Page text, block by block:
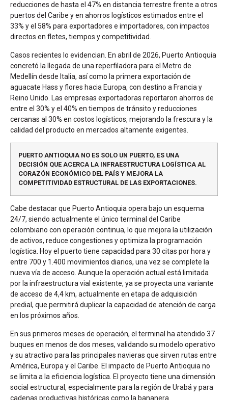
reducciones de hasta el 47% en distancia terrestre frente a otros
puertos del Caribe y en ahorros logísticos estimados entre el
33% y el 58% para exportadores e importadores, con impactos
directos en fletes, tiempos y competitividad.
Casos recientes lo evidencian. En abril de 2026, Puerto Antioquia
concretó la llegada de una reperfiladora para el Metro de
Medellín desde Italia, así como la primera exportación de
aguacate Hass y flores hacia Europa, con destino a Francia y
Reino Unido. Las empresas exportadoras reportaron ahorros de
entre el 30% y el 40% en tiempos de tránsito y reducciones
cercanas al 30% en costos logísticos, mejorando la frescura y la
calidad del producto en mercados altamente exigentes.
PUERTO ANTIOQUIA NO ES SOLO UN PUERTO, ES UNA
DECISIÓN QUE ACERCA LA INFRAESTRUCTURA LOGÍSTICA AL
CORAZÓN ECONÓMICO DEL PAÍS Y MEJORA LA
COMPETITIVIDAD ESTRUCTURAL DE LAS EXPORTACIONES.
Cabe destacar que Puerto Antioquia opera bajo un esquema
24/7, siendo actualmente el único terminal del Caribe
colombiano con operación continua, lo que mejora la utilización
de activos, reduce congestiones y optimiza la programación
logística. Hoy el puerto tiene capacidad para 30 citas por hora y
entre 700 y 1.400 movimientos diarios, una vez se complete la
nueva vía de acceso. Aunque la operación actual está limitada
por la infraestructura vial existente, ya se proyecta una variante
de acceso de 4,4 km, actualmente en etapa de adquisición
predial, que permitirá duplicar la capacidad de atención de carga
en los próximos años.
En sus primeros meses de operación, el terminal ha atendido 37
buques en menos de dos meses, validando su modelo operativo
y su atractivo para las principales navieras que sirven rutas entre
América, Europa y el Caribe. El impacto de Puerto Antioquia no
se limita a la eficiencia logística. El proyecto tiene una dimensión
social estructural, especialmente para la región de Urabá y para
cadenas productivas históricas como la bananera.